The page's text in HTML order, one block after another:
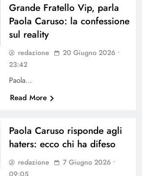
Grande Fratello Vip, parla
Paola Caruso: la confessione
sul reality
redazione
20 Giugno 2026 •
23:42
Paola…
Read More
Paola Caruso risponde agli
haters: ecco chi ha difeso
redazione
7 Giugno 2026 •
09:05